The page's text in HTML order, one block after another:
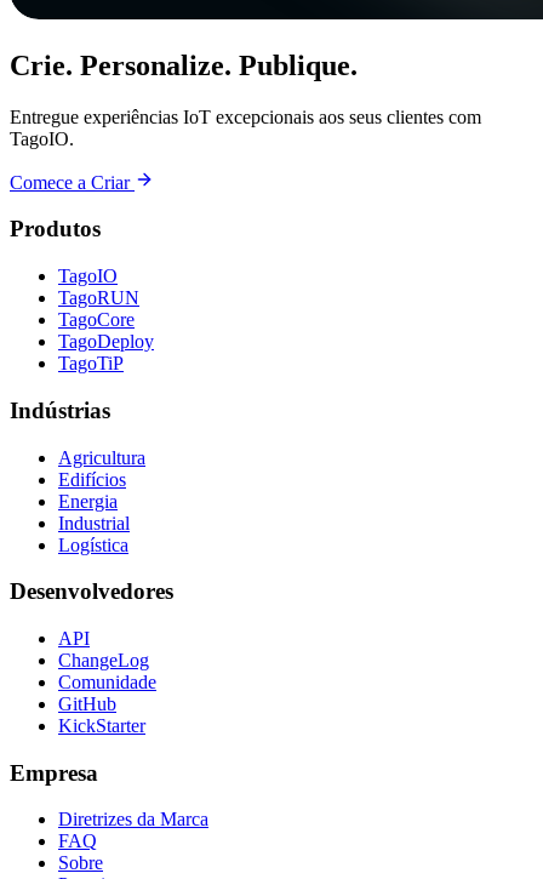
Crie. Personalize. Publique.
Entregue experiências IoT excepcionais aos seus clientes com
TagoIO.
Comece a Criar
Produtos
TagoIO
TagoRUN
TagoCore
TagoDeploy
TagoTiP
Indústrias
Agricultura
Edifícios
Energia
Industrial
Logística
Desenvolvedores
API
ChangeLog
Comunidade
GitHub
KickStarter
Empresa
Diretrizes da Marca
FAQ
Sobre